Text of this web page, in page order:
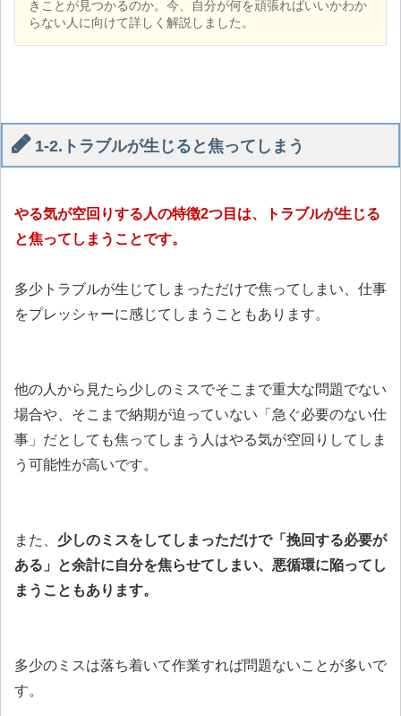
きことが見つかるのか。今、自分が何を頑張ればいいかわか
らない人に向けて詳しく解説しました。
1-2.トラブルが生じると焦ってしまう
やる気が空回りする人の特徴2つ目は、トラブルが生じる
と焦ってしまうことです。
多少トラブルが生じてしまっただけで焦ってしまい、仕事
をプレッシャーに感じてしまうこともあります。
他の人から見たら少しのミスでそこまで重大な問題でない
場合や、そこまで納期が迫っていない「急ぐ必要のない仕
事」だとしても焦ってしまう人はやる気が空回りしてしま
う可能性が高いです。
また、 少しのミスをしてしまっただけで「挽回する必要が
ある」と余計に自分を焦らせてしまい、悪循環に陥ってし
まうこともあります。
多少のミスは落ち着いて作業すれば問題ないことが多いで
す。